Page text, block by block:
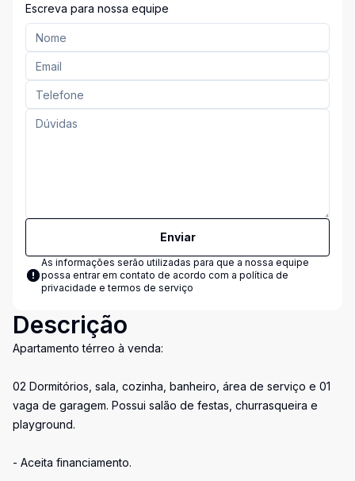
Escreva para nossa equipe
Enviar
As informações serão utilizadas para que a nossa equipe
possa entrar em contato de acordo com a política de
privacidade e termos de serviço
Descrição
Apartamento térreo à venda:
02 Dormitórios, sala, cozinha, banheiro, área de serviço e 01
vaga de garagem. Possui salão de festas, churrasqueira e
playground.
- Aceita financiamento.